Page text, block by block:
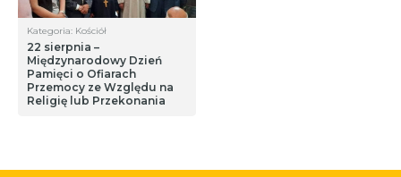
Kategoria: Kościół
22 sierpnia –
Międzynarodowy Dzień
Pamięci o Ofiarach
Przemocy ze Względu na
Religię lub Przekonania